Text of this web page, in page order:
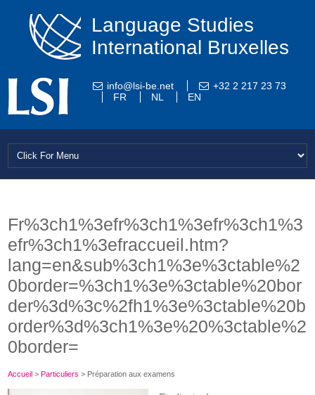
Language Studies
International Bruxelles
info@lsi-be.net
+32 2 217 23 73
FR
NL EN
Fr%3ch1%3efr%3ch1%3efr%3ch1%3
efr%3ch1%3efraccueil.htm?
lang=en&sub%3ch1%3e%3ctable%2
0border=%3ch1%3e%3ctable%20bor
der%3d%3c%2fh1%3e%3ctable%20b
order%3d%3ch1%3e%20%3ctable%2
0border=
Accueil >Particuliers > Préparation aux examens